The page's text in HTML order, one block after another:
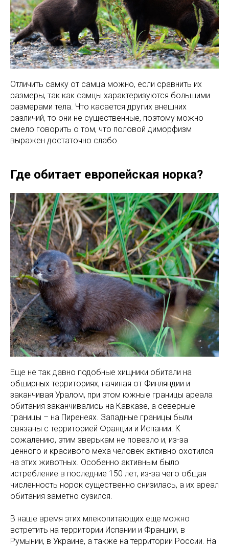
Отличить самку от самца можно, если сравнить их
размеры, так как самцы характеризуются большими
размерами тела. Что касается других внешних
различий, то они не существенные, поэтому можно
смело говорить о том, что половой диморфизм
выражен достаточно слабо.
Где обитает европейская норка?
Еще не так давно подобные хищники обитали на
обширных территориях, начиная от Финляндии и
заканчивая Уралом, при этом южные границы ареала
обитания заканчивались на Кавказе, а северные
границы – на Пиренеях. Западные границы были
связаны с территорией Франции и Испании. К
сожалению, этим зверькам не повезло и, из-за
ценного и красивого меха человек активно охотился
на этих животных. Особенно активным было
истребление в последние 150 лет, из-за чего общая
численность норок существенно снизилась, а их ареал
обитания заметно сузился.
В наше время этих млекопитающих еще можно
встретить на территории Испании и Франции, в
Румынии, в Украине, а также на территории России. На